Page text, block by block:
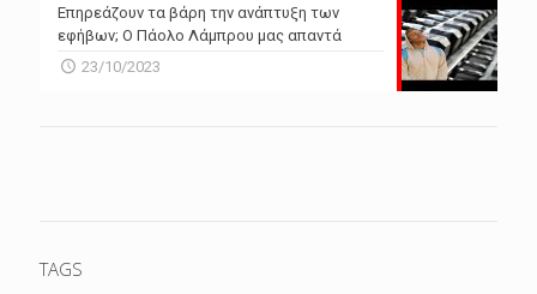
Επηρεάζουν τα βάρη την ανάπτυξη των
εφήβων; Ο Πάολο Λάμπρου μας απαντά
23/10/2023
TAGS